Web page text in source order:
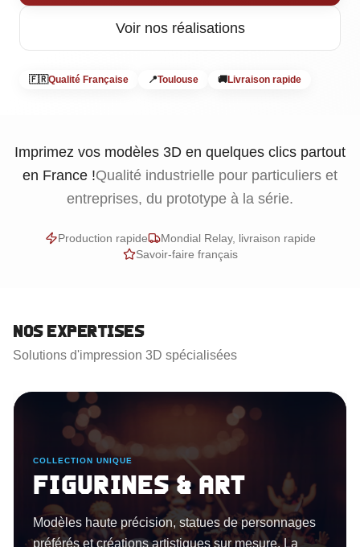
Voir nos réalisations
🇫🇷Qualité Française 📍Toulouse 🚚Livraison rapide
Imprimez vos modèles 3D en quelques clics partout
en France !Qualité industrielle pour particuliers et
entreprises, du prototype à la série.
Production rapide
Mondial Relay, livraison rapide
Savoir-faire français
Nos Expertises
Solutions d'impression 3D spécialisées
Ne jetez plus vos
& Art
statues de personnages
artistiques sur mesure. La